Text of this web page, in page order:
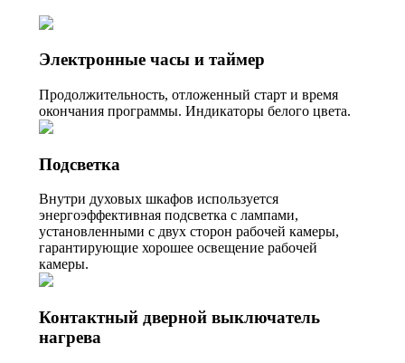
Электронные часы и таймер
Продолжительность, отложенный старт и время
окончания программы. Индикаторы белого цвета.
Подсветка
Внутри духовых шкафов используется
энергоэффективная подсветка с лампами,
установленными с двух сторон рабочей камеры,
гарантирующие хорошее освещение рабочей
камеры.
Контактный дверной выключатель
нагрева